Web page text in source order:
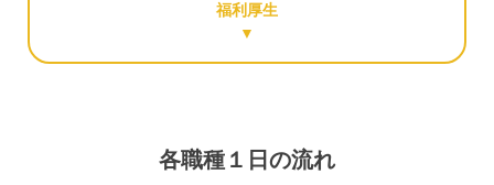
福利厚生
▼
各職種１日の流れ